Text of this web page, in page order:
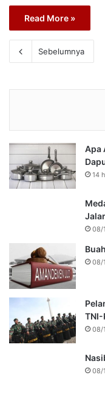
Read More »
Sebelumnya
Apa
14
08/
08/
08/
08/